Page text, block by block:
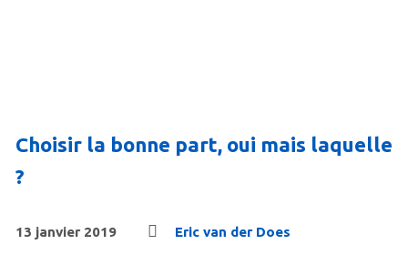
Choisir la bonne part, oui mais laquelle
?
13 janvier 2019 Eric van der Does